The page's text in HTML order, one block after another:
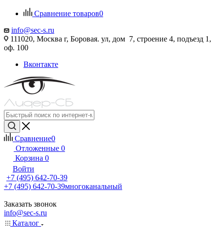
Сравнение товаров0
info@sec-s.ru
111020, Москва г, Боровая. ул, дом 7, строение 4, подъезд 1,
оф. 100
Вконтакте
Сравнение0
Отложенные 0
Корзина 0
Войти
+7 (495) 642-70-39
+7 (495) 642-70-39многоканальный
Заказать звонок
info@sec-s.ru
Каталог